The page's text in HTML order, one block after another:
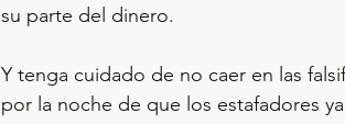
su parte del dinero.
Y tenga cuidado de no caer en las
por la noche de que los estafadores